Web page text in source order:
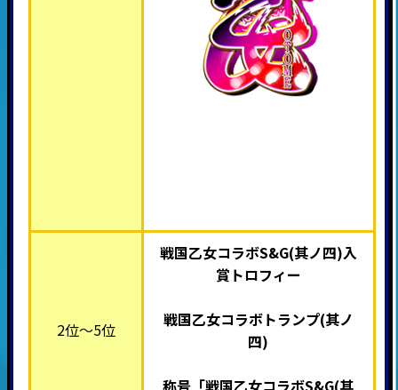
2位～5位
戦国乙女コラボS&G(其ノ四)入
賞トロフィー
戦国乙女コラボトランプ(其ノ
四)
称号「戦国乙女コラボS&G(其